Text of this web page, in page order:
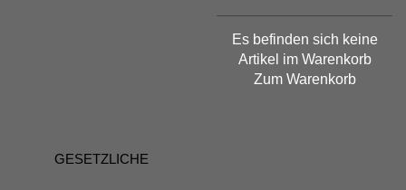
Es befinden sich keine
Artikel im Warenkorb
Zum Warenkorb
GESETZLICHE